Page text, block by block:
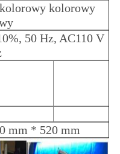
kolorowy
50 Hz, AC110 V
mm * 520 mm